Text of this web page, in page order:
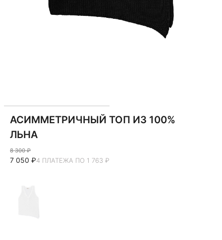
АСИММЕТРИЧНЫЙ ТОП ИЗ 100%
ЛЬНА
8 300 ₽
7 050 ₽4 ПЛАТЕЖА ПО 1 763 ₽